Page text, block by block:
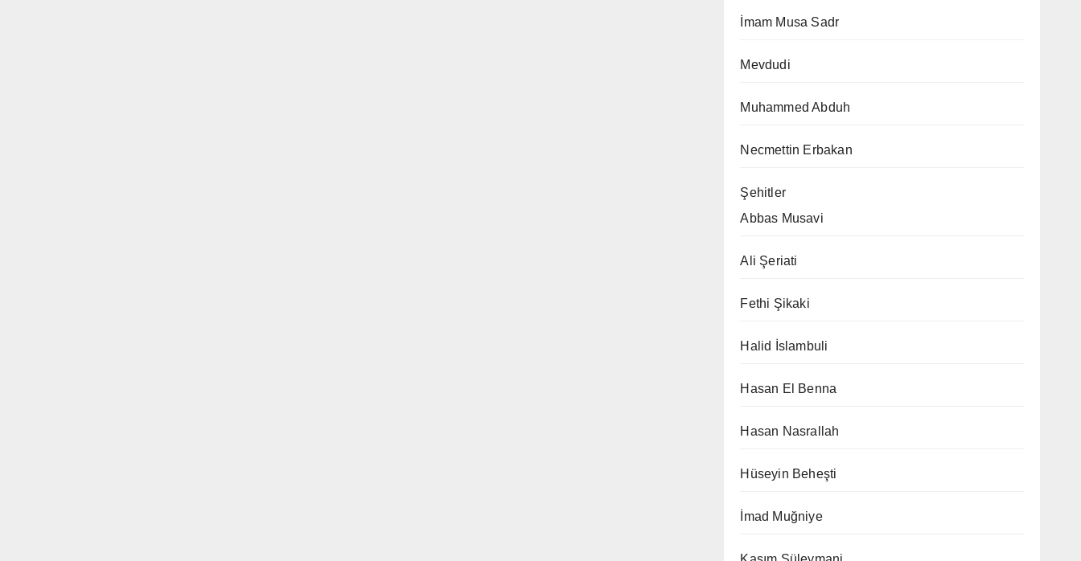
İmam Musa Sadr
Mevdudi
Muhammed Abduh
Necmettin Erbakan
Şehitler
Abbas Musavi
Ali Şeriati
Fethi Şikaki
Halid İslambuli
Hasan El Benna
Hasan Nasrallah
Hüseyin Beheşti
İmad Muğniye